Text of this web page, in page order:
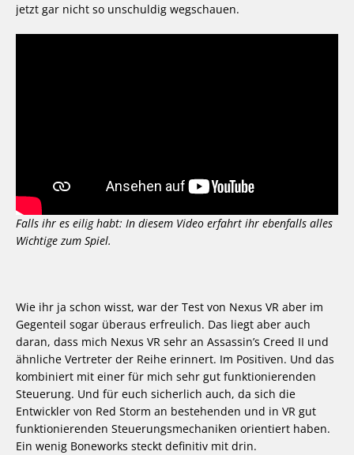
jetzt gar nicht so unschuldig wegschauen.
Falls ihr es eilig habt: In diesem Video erfahrt ihr ebenfalls alles
Wichtige zum Spiel.
Wie ihr ja schon wisst, war der Test von Nexus VR aber im
Gegenteil sogar überaus erfreulich. Das liegt aber auch
daran, dass mich Nexus VR sehr an Assassin’s Creed II und
ähnliche Vertreter der Reihe erinnert. Im Positiven. Und das
kombiniert mit einer für mich sehr gut funktionierenden
Steuerung. Und für euch sicherlich auch, da sich die
Entwickler von Red Storm an bestehenden und in VR gut
funktionierenden Steuerungsmechaniken orientiert haben.
Ein wenig Boneworks steckt definitiv mit drin.